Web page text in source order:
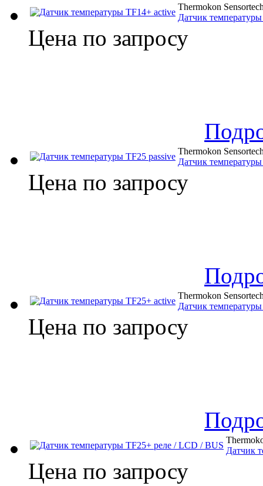
Thermokon
Датчик
Цена по запросу
Thermokon
Датчик
Цена по запросу
Thermokon
Датчик
Цена по запросу
Датчик
Цена по запросу